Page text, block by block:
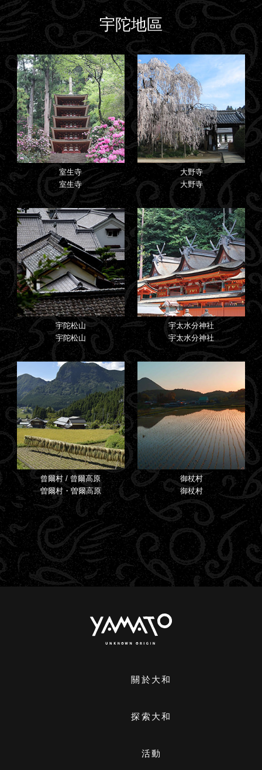
宇陀地區
室生寺
室生寺
大野寺
大野寺
宇陀松山
宇陀松山
宇太水分神社
宇太水分神社
曾爾村 / 曾爾高原
曽爾村・曽爾高原
御杖村
御杖村
關於大和
探索大和
活動